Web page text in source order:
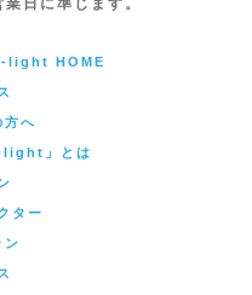
日に準じます。
light HOME
方へ
light」とは
ター
ン